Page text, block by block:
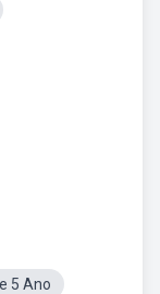
5 Ano